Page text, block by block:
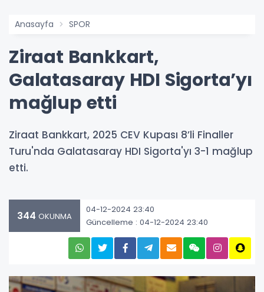
Anasayfa SPOR
Ziraat Bankkart,
Galatasaray HDI Sigorta’yı
mağlup etti
Ziraat Bankkart, 2025 CEV Kupası 8’li Finaller
Turu'nda Galatasaray HDI Sigorta'yı 3-1 mağlup
etti.
344 OKUNMA
04-12-2024 23:40
Güncelleme : 04-12-2024 23:40